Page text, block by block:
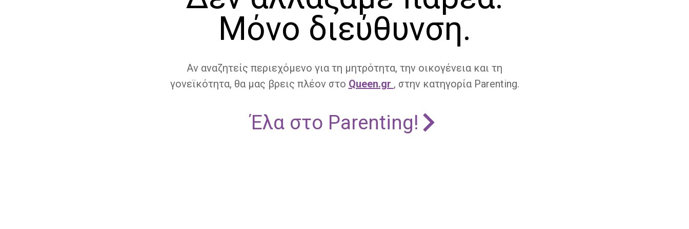
Μόνο διεύθυνση.
Αν αναζητείς περιεχόμενο για τη μητρότητα, την οικογένεια και τη
γονεϊκότητα, θα μας βρεις πλέον στο Queen.gr , στην κατηγορία Parenting.
Έλα στο Parenting!